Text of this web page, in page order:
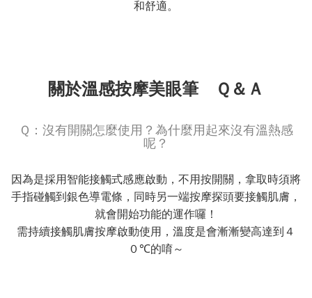
和舒適。
關於溫感按摩美眼筆 Ｑ＆Ａ
Ｑ：沒有開關怎麼使用？為什麼用起來沒有溫熱感
呢？
因為是採用智能接觸式感應啟動，不用按開關，拿取時須將
手指碰觸到銀色導電條，同時另一端按摩探頭要接觸肌膚，
就會開始功能的運作囉！
需持續接觸肌膚按摩啟動使用，溫度是會漸漸變高達到４
０℃的唷～